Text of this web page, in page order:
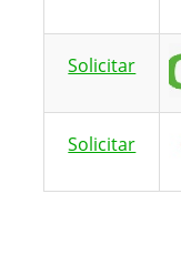
Solicitar
Solicitar